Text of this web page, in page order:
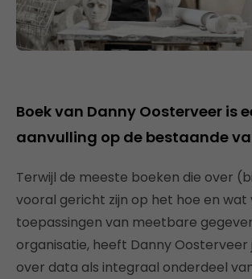
Boek van Danny Oosterveer is
aanvulling op de bestaande
Terwijl de meeste boeken die over
vooral gericht zijn op het hoe en wat
toepassingen van meetbare
organisatie, heeft Danny Oosterveer
over data als integraal onderdeel